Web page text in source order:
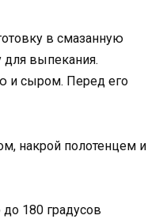
в смазанную
выпекания.
накрой полотенцем и
180 градусов